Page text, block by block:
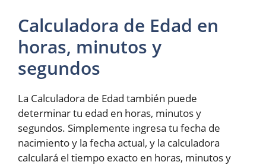
Calculadora de Edad en
horas, minutos y
segundos
La Calculadora de Edad también puede
determinar tu edad en horas, minutos y
segundos. Simplemente ingresa tu fecha de
nacimiento y la fecha actual, y la calculadora
calculará el tiempo exacto en horas, minutos y